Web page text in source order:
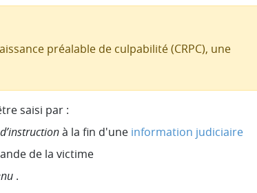
préalable de culpabilité (CRPC), une
saisi par :
à la fin d'une information judiciaire
de la victime
.